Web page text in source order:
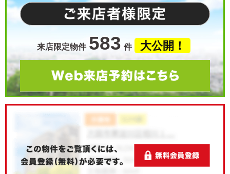
来店限定物件 583 件 大公開！